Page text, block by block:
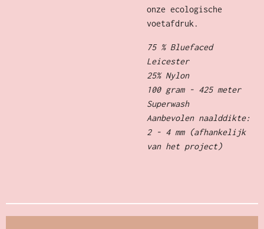
onze ecologische
voetafdruk.
75 % Bluefaced
Leicester
25% Nylon
100 gram - 425 meter
Superwash
Aanbevolen naalddikte:
2 - 4 mm (afhankelijk
van het project)